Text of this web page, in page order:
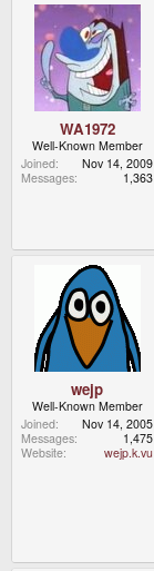
WA1972
Well-Known Member
Joined
Nov 14, 2009
Messages
1,363
wejp
Well-Known Member
Joined
Nov 14, 2005
Messages
1,475
Website
wejp.k.vu